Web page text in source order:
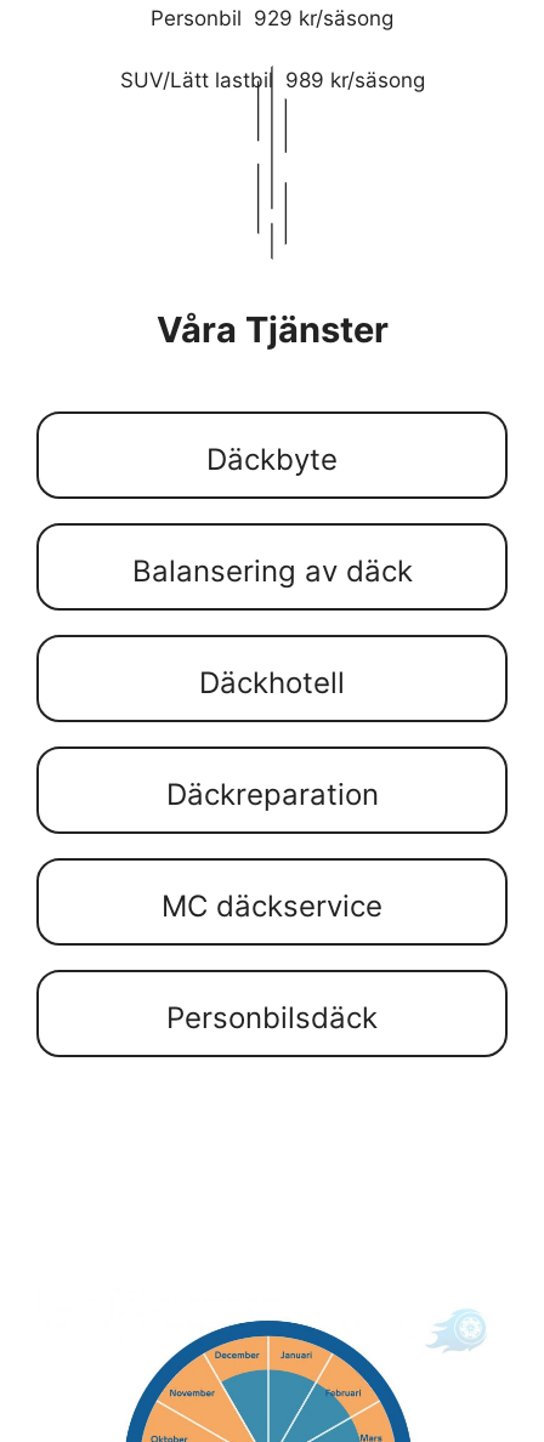
Personbil 929 kr/säsong
SUV/Lätt lastbil 989 kr/säsong
Våra Tjänster
Däckbyte
Balansering av däck
Däckhotell
Däckreparation
MC däckservice
Personbilsdäck